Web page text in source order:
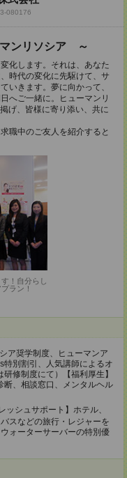
080176
ンリソシア ～
化します。それは、あなた
時代の変化に先駆けて、サ
いきます。夢に向かって、
へご一緒に。ヒューマンリ
げ、皆様に寄り添い、共に
職中のご友人を紹介すると
！自分らし
ラン！
ア奨学制度、ヒューマンア
別割引、人気講師によるオ
修制度にて）【福利厚生】
断、相談窓口、メンタルヘル
シュサポート】ホテル、
スなどの旅行・レジャーを
ォーターサーバーの特別優